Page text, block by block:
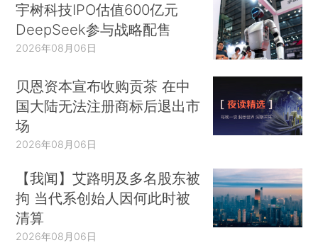
宇树科技IPO估值600亿元
DeepSeek参与战略配售
2026年08月06日
贝恩资本宣布收购贡茶 在中
国大陆无法注册商标后退出市
场
2026年08月06日
【我闻】艾路明及多名股东被
拘 当代系创始人因何此时被
清算
2026年08月06日